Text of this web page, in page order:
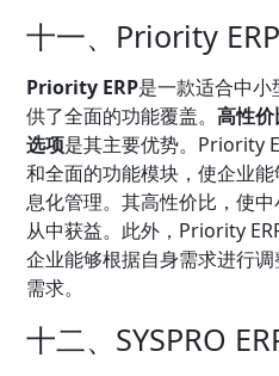
十一、Priority ERP
Priority ERP是一款适合中小
供了全面的功能覆盖。高性
选项是其主要优势。Priority
和全面的功能模块，使企业
息化管理。其高性价比，使
从中获益。此外，Priority
企业能够根据自身需求进行
需求。
十二、SYSPRO